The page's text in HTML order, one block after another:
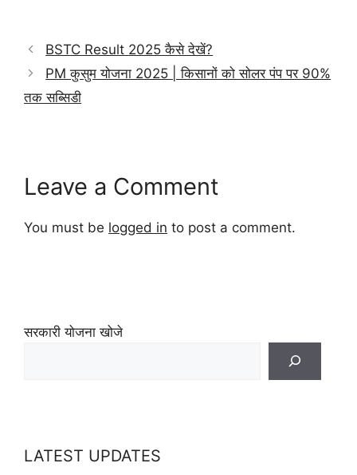
BSTC Result 2025 कैसे देखें?
PM कुसुम योजना 2025 | किसानों को सोलर पंप पर 90%
तक सब्सिडी
Leave a Comment
You must be logged in to post a comment.
सरकारी योजना खोजे
LATEST UPDATES